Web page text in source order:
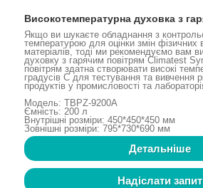
Високотемпературна духовка з
Якщо ви шукаєте обладнання з
температурою для оцінки змін фізичних
матеріалів, тоді ми рекомендуємо вам
духовку з гарячим повітрям Climatest
повітрям здатна створювати високі
градусів C для тестування та вивчення
продуктів у промисловості та
Модель: TBPZ-9200A
Ємність: 200 л
Внутрішні розміри: 450*450*450 мм
Зовнішні розміри: 795*730*690 мм
Детальніше
Надіслати запит